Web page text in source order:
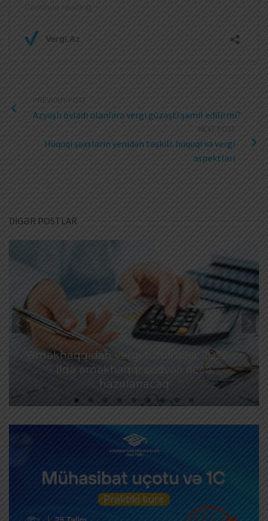
PREVIOUS POST
Azyaşlı övladı olanlara vergi güzəşti şamil edilirmi?
NEXT POST
Hüquqi şəxslərin yenidən təşkili: hüquqi və vergi
aspektləri
DİGƏR POSTLAR
Əməkhaqqıdan vergi tutulması: 2026-cı
ildə əməkhaqqı cədvəli necə
hazırlanacaq